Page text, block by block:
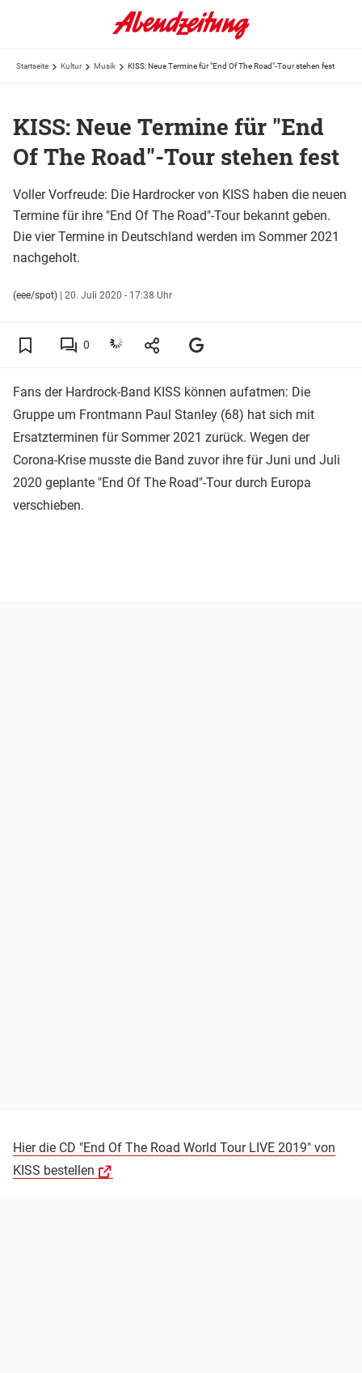
Startseite Kultur Musik KISS: Neue Termine für "End Of The Road"-Tour stehen fest
KISS: Neue Termine für "End
Of The Road"-Tour stehen fest
Voller Vorfreude: Die Hardrocker von KISS haben die neuen
Termine für ihre "End Of The Road"-Tour bekannt geben.
Die vier Termine in Deutschland werden im Sommer 2021
nachgeholt.
(eee/spot) | 20. Juli 2020 - 17:38 Uhr
0
Fans der Hardrock-Band KISS können aufatmen: Die
Gruppe um Frontmann Paul Stanley (68) hat sich mit
Ersatzterminen für Sommer 2021 zurück. Wegen der
Corona-Krise musste die Band zuvor ihre für Juni und Juli
2020 geplante "End Of The Road"-Tour durch Europa
verschieben.
Hier die CD "End Of The Road World Tour LIVE 2019" von
KISS bestellen